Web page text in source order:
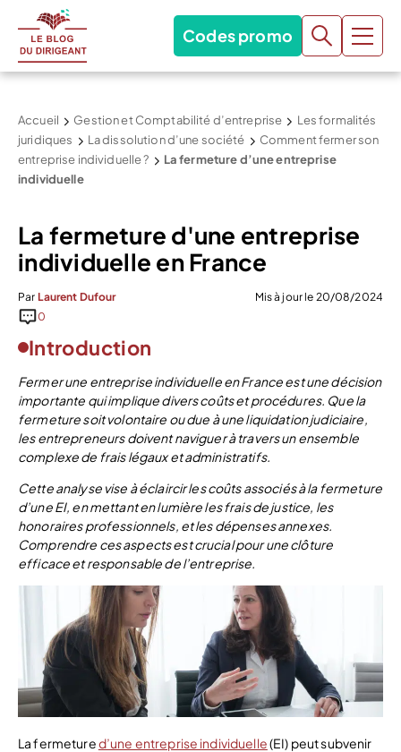
Codes promo
Accueil Gestion et Comptabilité d’entreprise
Les formalités
juridiques
La dissolution d’une société
Comment fermer son
entreprise individuelle ?
La fermeture d’une entreprise
individuelle
La fermeture d'une entreprise
individuelle en France
Par Laurent Dufour
Mis à jour le 20/08/2024
0
Introduction
Fermer une entreprise individuelle en France est une décision
importante qui implique divers coûts et procédures. Que la
fermeture soit volontaire ou due à une liquidation judiciaire,
les entrepreneurs doivent naviguer à travers un ensemble
complexe de frais légaux et administratifs.
Cette analyse vise à éclaircir les coûts associés à la fermeture
d’une EI, en mettant en lumière les frais de justice, les
honoraires professionnels, et les dépenses annexes.
Comprendre ces aspects est crucial pour une clôture
efficace et responsable de l’entreprise.
La fermetured’une entreprise individuelle(EI) peut subvenir